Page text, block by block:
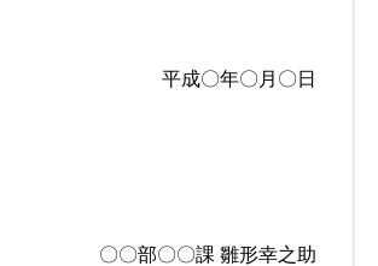
平成〇年〇月〇日
〇〇部〇〇課 雛形幸之助